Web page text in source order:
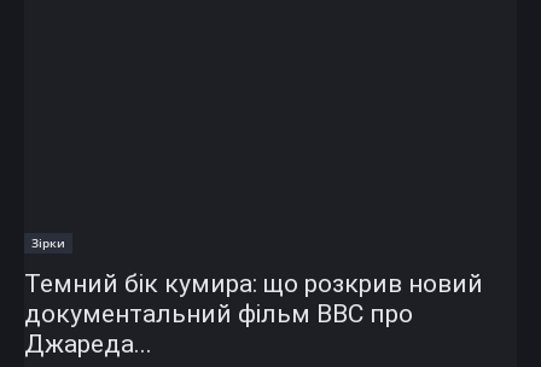
Зірки
Темний бік кумира: що розкрив новий
документальний фільм ВВС про
Джареда...